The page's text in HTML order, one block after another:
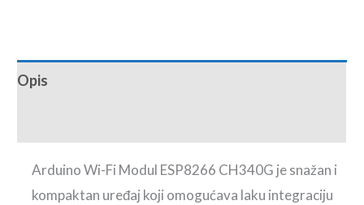
Opis
Arduino Wi-Fi Modul ESP8266 CH340G je snažan i
kompaktan uređaj koji omogućava laku integraciju